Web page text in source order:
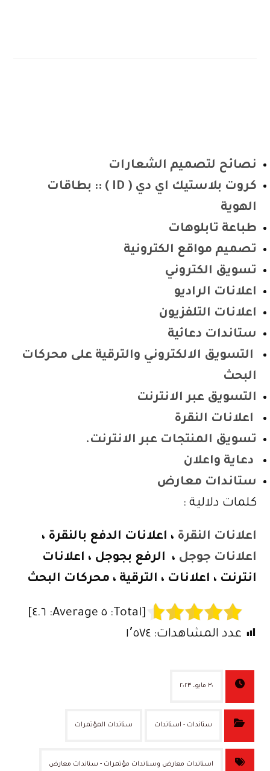
نصائح لتصميم الشعارات
كروت بلاستيك اي دي ( ID ) :: بطاقات
الهوية
طباعة تابلوهات
تصميم مواقع الكترونية
تسويق الكتروني
اعلانات الراديو
اعلانات التلفزيون
ستاندات دعائية
التسويق الالكتروني والترقية على محركات
البحث
التسويق عبر الانترنت
اعلانات النقرة
تسويق المنتجات عبر الانترنت.
دعاية واعلان
ستاندات معارض
كلمات دلالية :
اعلانات النقرة ، اعلانات الدفع بالنقرة ،
اعلانات جوجل ، الرفع بجوجل ، اعلانات
انترنت ، اعلانات ، الترقية ، محركات البحث
[Total: ٥ ٤.٦]
عدد المشاهدات: ١٬٥٧٤
٣٠ مايو، ٢٠٢٣
ستاندات - استاندات ستاندات المؤتمرات
استاندات معارض وستاندات مؤتمرات - ستاندات معارض